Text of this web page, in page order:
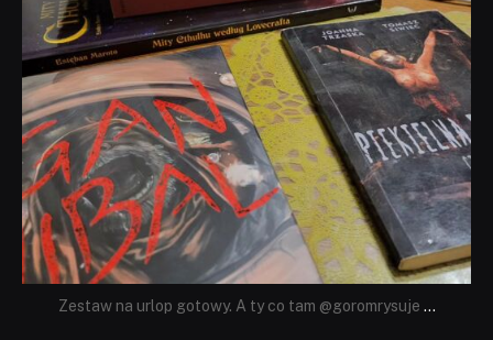
Zestaw na urlop gotowy. A ty co tam @goromrysuje ...